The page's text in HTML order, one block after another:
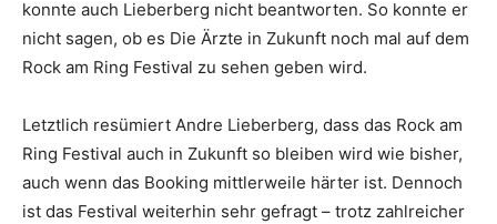
konnte auch Lieberberg nicht beantworten. So konnte er
nicht sagen, ob es Die Ärzte in Zukunft noch mal auf dem
Rock am Ring Festival zu sehen geben wird.
Letztlich resümiert Andre Lieberberg, dass das Rock am
Ring Festival auch in Zukunft so bleiben wird wie bisher,
auch wenn das Booking mittlerweile härter ist. Dennoch
ist das Festival weiterhin sehr gefragt – trotz zahlreicher